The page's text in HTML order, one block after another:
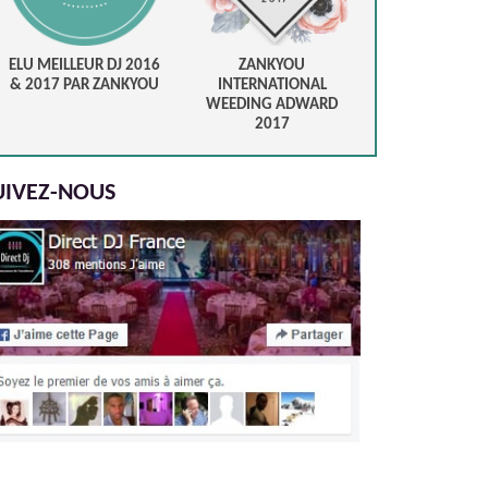
ELU MEILLEUR DJ 2016
& 2017 PAR ZANKYOU
ZANKYOU
INTERNATIONAL
WEEDING ADWARD
2017
NOUS